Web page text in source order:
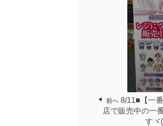
前へ 8/11■【一
店で販売中の一
す